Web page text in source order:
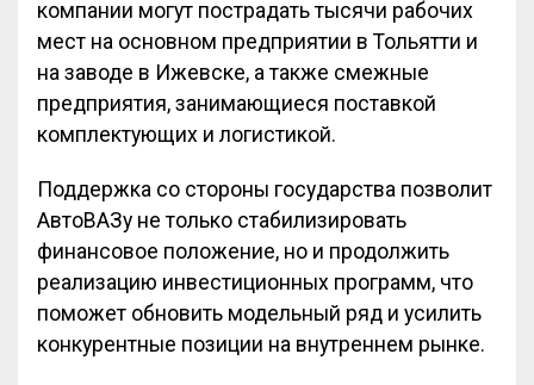
компании могут пострадать тысячи рабочих
мест на основном предприятии в Тольятти и
на заводе в Ижевске, а также смежные
предприятия, занимающиеся поставкой
комплектующих и логистикой.
Поддержка со стороны государства позволит
АвтоВАЗу не только стабилизировать
финансовое положение, но и продолжить
реализацию инвестиционных программ, что
поможет обновить модельный ряд и усилить
конкурентные позиции на внутреннем рынке.